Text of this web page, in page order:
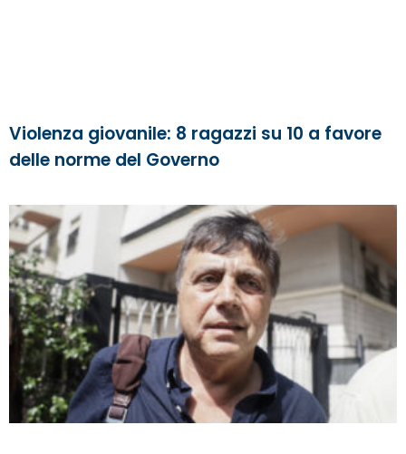
Violenza giovanile: 8 ragazzi su 10 a favore
delle norme del Governo